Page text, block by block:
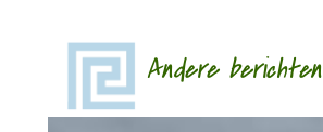
Andere berichten